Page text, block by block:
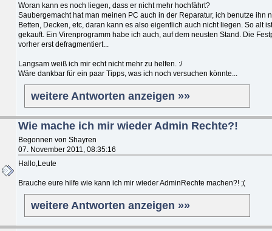
Woran kann es noch liegen, dass er nicht mehr hochfährt?
Saubergemacht hat man meinen PC auch in der Reparatur, ich benutze ihn
Betten, Decken, etc, daran kann es also eigentlich auch nicht liegen. So alt
gekauft. Ein Virenprogramm habe ich auch, auf dem neusten Stand. Die
vorher erst defragmentiert...
Langsam weiß ich mir echt nicht mehr zu helfen. :/
Wäre dankbar für ein paar Tipps, was ich noch versuchen könnte...
weitere Antworten anzeigen »»
Wie mache ich mir wieder Admin Rechte?!
Begonnen von Shayren
07. November 2011, 08:35:16
Hallo,Leute
Brauche eure hilfe wie kann ich mir wieder AdminRechte machen?! ;(
weitere Antworten anzeigen »»